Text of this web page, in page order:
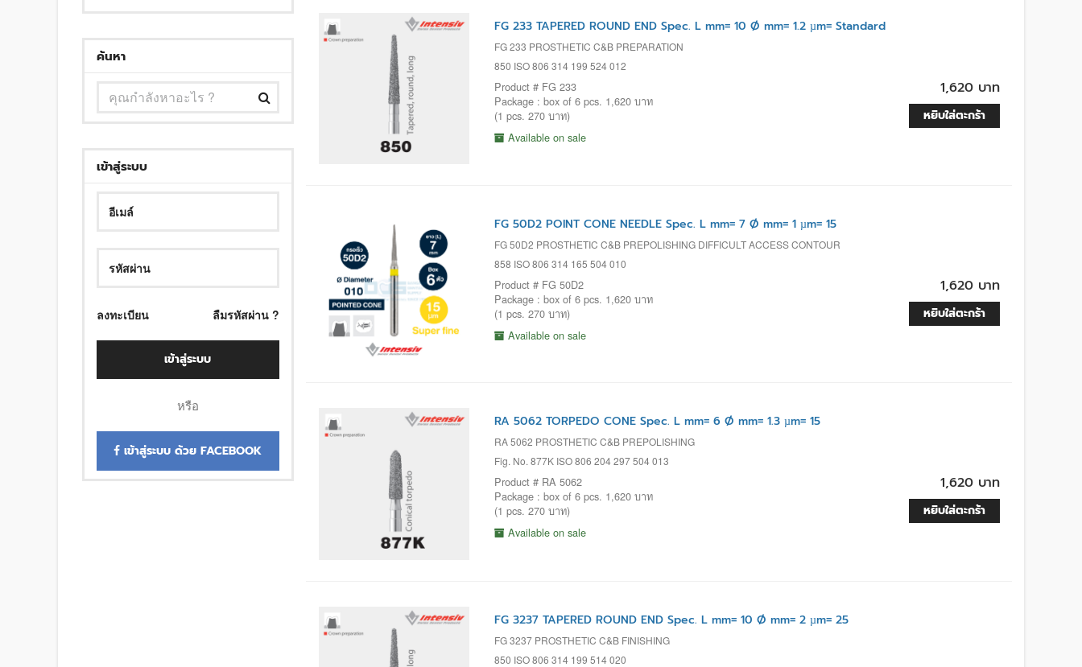
ค้นหา
เข้าสู่ระบบ
ลงทะเบียน ลืมรหัสผ่าน ?
เข้าสู่ระบบ
หรือ
เข้าสู่ระบบ ด้วย FACEBOOK
FG 233 TAPERED ROUND END Spec. L mm= 10 Ø mm= 1.2 µm= Standard
FG 233 PROSTHETIC C&B PREPARATION
850 ISO 806 314 199 524 012
Product # FG 233
Package : box of 6 pcs. 1,620 บาท
(1 pcs. 270 บาท)
Available on sale
1,620 บาท
หยิบใส่ตะกร้า
FG 50D2 POINT CONE NEEDLE Spec. L mm= 7 Ø mm= 1 µm= 15
FG 50D2 PROSTHETIC C&B PREPOLISHING DIFFICULT ACCESS CONTOUR
858 ISO 806 314 165 504 010
Product # FG 50D2
Package : box of 6 pcs. 1,620 บาท
(1 pcs. 270 บาท)
Available on sale
1,620 บาท
หยิบใส่ตะกร้า
RA 5062 TORPEDO CONE Spec. L mm= 6 Ø mm= 1.3 µm= 15
RA 5062 PROSTHETIC C&B PREPOLISHING
Fig. No. 877K ISO 806 204 297 504 013
Product # RA 5062
Package : box of 6 pcs. 1,620 บาท
(1 pcs. 270 บาท)
Available on sale
1,620 บาท
หยิบใส่ตะกร้า
FG 3237 TAPERED ROUND END Spec. L mm= 10 Ø mm= 2 µm= 25
FG 3237 PROSTHETIC C&B FINISHING
850 ISO 806 314 199 514 020